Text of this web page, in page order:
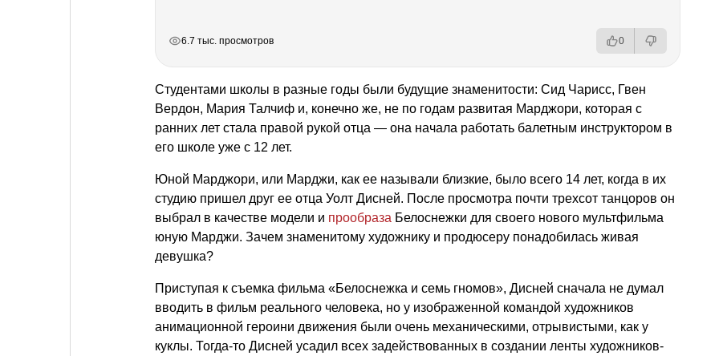
6.7 тыс. просмотров 0
Студентами школы в разные годы были будущие знаменитости: Сид Чарисс, Гвен
Вердон, Мария Талчиф и, конечно же, не по годам развитая Марджори, которая с
ранних лет стала правой рукой отца — она начала работать балетным инструктором в
его школе уже с 12 лет.
Юной Марджори, или Марджи, как ее называли близкие, было всего 14 лет, когда в их
студию пришел друг ее отца Уолт Дисней. После просмотра почти трехсот танцоров он
выбрал в качестве модели и прообраза Белоснежки для своего нового мультфильма
юную Марджи. Зачем знаменитому художнику и продюсеру понадобилась живая
девушка?
Приступая к съемка фильма «Белоснежка и семь гномов», Дисней сначала не думал
вводить в фильм реального человека, но у изображенной командой художников
анимационной героини движения были очень механическими, отрывистыми, как у
куклы. Тогда-то Дисней усадил всех задействованных в создании ленты художников-